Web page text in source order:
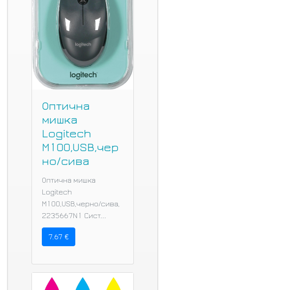
Оптична
мишка
Logitech
M100,USB,чер
но/сива
Оптична мишка
Logitech
M100,USB,черно/сива,
2235667N1 Сист...
7.67 €